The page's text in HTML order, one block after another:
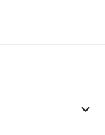
keyboard_arrow_down